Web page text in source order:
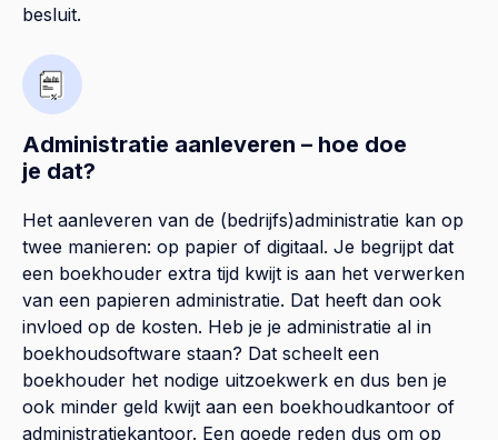
besluit.
Administratie aanleveren – hoe doe
je dat?
Het aanleveren van de (bedrijfs)administratie kan op
twee manieren: op papier of digitaal. Je begrijpt dat
een boekhouder extra tijd kwijt is aan het verwerken
van een papieren administratie. Dat heeft dan ook
invloed op de kosten. Heb je je administratie al in
boekhoudsoftware staan? Dat scheelt een
boekhouder het nodige uitzoekwerk en dus ben je
ook minder geld kwijt aan een boekhoudkantoor of
administratiekantoor. Een goede reden dus om op